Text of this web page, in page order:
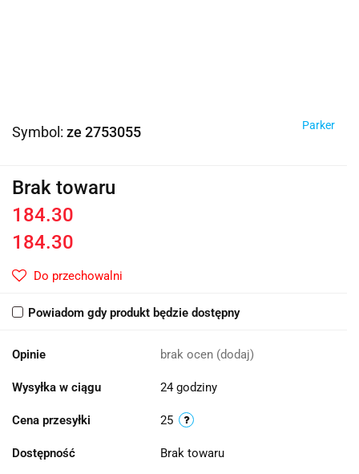
Symbol: ze 2753055 Parker
Brak towaru
184.30
184.30
Do przechowalni
Powiadom gdy produkt będzie dostępny
Opinie brak ocen (dodaj)
Wysyłka w ciągu 24 godziny
Cena przesyłki 25
Dostępność Brak towaru